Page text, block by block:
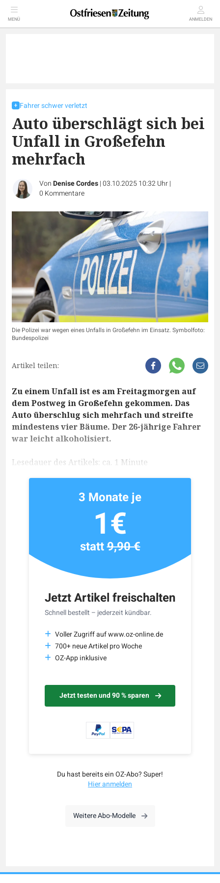
MENÜ ANMELDEN
Fahrer schwer verletzt
Auto überschlägt sich bei
Unfall in Großefehn
mehrfach
VonDenise Cordes|03.10.2025 10:32 Uhr|
0 Kommentare
Die Polizei war wegen eines Unfalls in Großefehn im Einsatz. Symbolfoto:
Bundespolizei
Artikel teilen:
Zu einem Unfall ist es am Freitagmorgen auf
dem Postweg in Großefehn gekommen. Das
Auto überschlug sich mehrfach und streifte
mindestens vier Bäume. Der 26-jährige Fahrer
war leicht alkoholisiert.
Lesedauer des Artikels: ca. 1 Minute
Jetzt Artikel freischalten
Schnell bestellt – jederzeit kündbar.
Voller Zugriff auf www.oz-online.de
700+ neue Artikel pro Woche
OZ-App inklusive
Jetzt testen und 90 % sparen
3 Monate je
1€
statt9,90 €
Du hast bereits ein OZ-Abo? Super!
Hier anmelden
Weitere Abo-Modelle